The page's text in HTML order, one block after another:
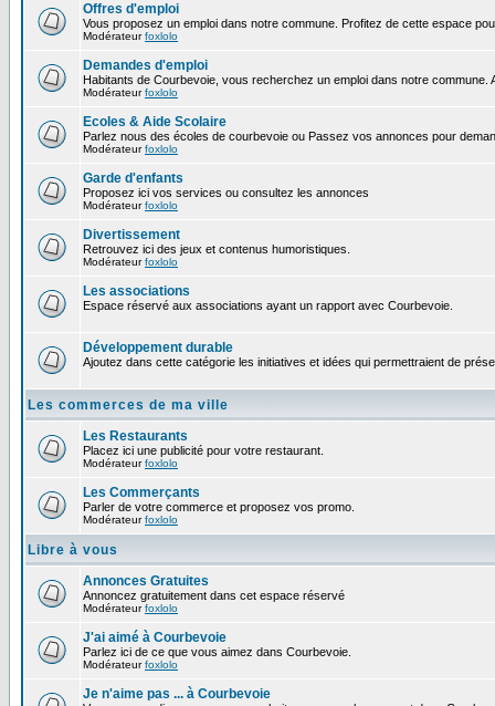
Offres d'emploi
Vous proposez un emploi dans notre commune. Profitez de cette espace
Modérateurfoxlolo
Demandes d'emploi
Habitants de Courbevoie, vous recherchez un emploi dans notre commune.
Modérateurfoxlolo
Ecoles & Aide Scolaire
Parlez nous des écoles de courbevoie ou Passez vos annonces pour
Modérateurfoxlolo
Garde d'enfants
Proposez ici vos services ou consultez les annonces
Modérateurfoxlolo
Divertissement
Retrouvez ici des jeux et contenus humoristiques.
Modérateurfoxlolo
Les associations
Espace réservé aux associations ayant un rapport avec Courbevoie.
Développement durable
Ajoutez dans cette catégorie les initiatives et idées qui permettraient de
Les commerces de ma ville
Les Restaurants
Placez ici une publicité pour votre restaurant.
Modérateurfoxlolo
Les Commerçants
Parler de votre commerce et proposez vos promo.
Modérateurfoxlolo
Libre à vous
Annonces Gratuites
Annoncez gratuitement dans cet espace réservé
Modérateurfoxlolo
J'ai aimé à Courbevoie
Parlez ici de ce que vous aimez dans Courbevoie.
Modérateurfoxlolo
Je n'aime pas ... à Courbevoie